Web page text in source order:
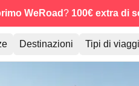
WeRoad? 100€ extra di
Destinazioni Tipi di